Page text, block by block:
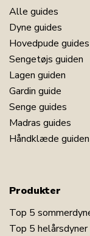
Alle guides
Dyne guides
Hovedpude guides
Sengetøjs guiden
Lagen guiden
Gardin guide
Senge guides
Madras guides
Håndklæde guiden
Produkter
Top 5
Top 5 helårsdyner